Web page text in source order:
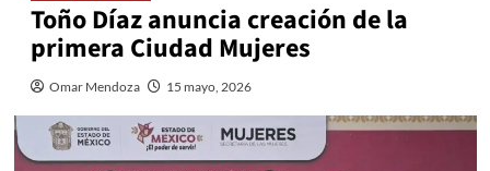
Toño Díaz anuncia creación de la
primera Ciudad Mujeres
Omar Mendoza 15 mayo, 2026